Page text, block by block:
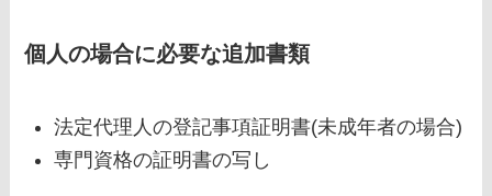
個人の場合に必要な追加書類
法定代理人の登記事項証明書(未成年者の場合)
専門資格の証明書の写し